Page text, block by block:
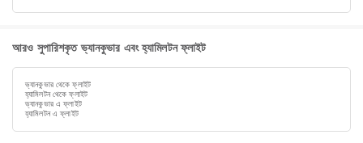
আরও সুপারিশকৃত ভ্যানকুভার এবং হ্যামিলটন ফ্লাইট
ভ্যানকুভার থেকে ফ্লাইট
হ্যামিলটন থেকে ফ্লাইট
ভ্যানকুভার এ ফ্লাইট
হ্যামিলটন এ ফ্লাইট